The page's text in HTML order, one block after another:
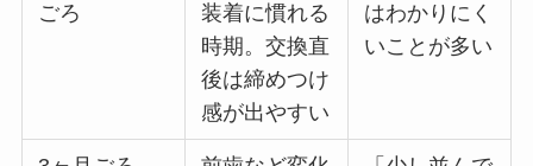
ごろ
装着に慣れる
時期。交換直
後は締めつけ
感が出やすい
はわかりにく
いことが多い